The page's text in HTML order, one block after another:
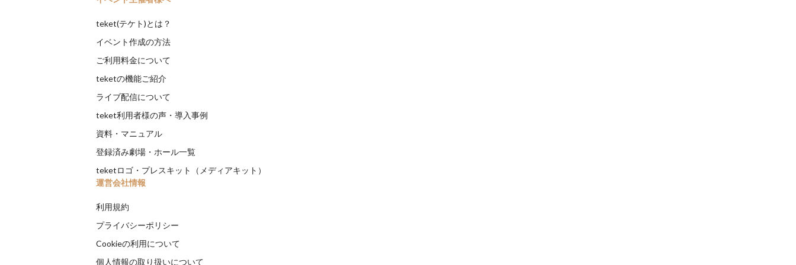
teket(テケト)とは？
イベント作成の方法
ご利用料金について
teketの機能ご紹介
ライブ配信について
teket利用者様の声・導入事例
資料・マニュアル
登録済み劇場・ホール一覧
teketロゴ・プレスキット（メディアキット）
運営会社情報
利用規約
プライバシーポリシー
Cookieの利用について
個人情報の取り扱いについて